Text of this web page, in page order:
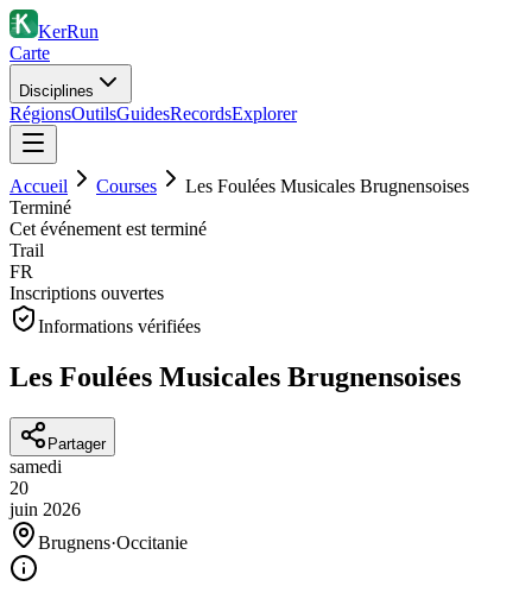
KerRun
Carte
Disciplines
RégionsOutilsGuidesRecordsExplorer
Accueil Courses
Les Foulées Musicales Brugnensoises
Terminé
Cet événement est terminé
Trail
FR
Inscriptions ouvertes
Informations vérifiées
Les Foulées Musicales Brugnensoises
Partager
samedi
20
juin 2026
Brugnens·Occitanie